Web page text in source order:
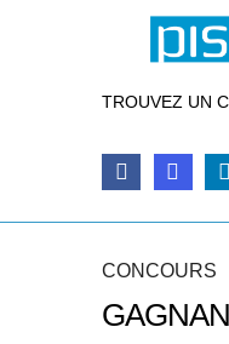
TROUVEZ UN
CONCOURS